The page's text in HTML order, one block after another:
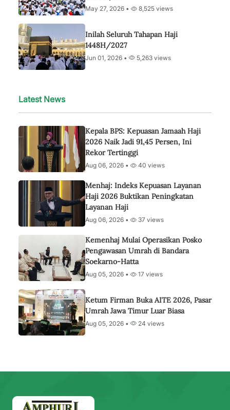
May 27, 2026 • 8,525 views
Inilah Seluruh Tahapan Haji
1448H/2027
Jun 01, 2026 • 5,263 views
Latest News
Kepala BPS: Kepuasan Jamaah Haji
2026 Naik Jadi 91,45 Persen, Ini
Rekor Tertinggi
Aug 06, 2026 • 40 views
Menhaj: Indeks Kepuasan Layanan
Haji 2026 Buktikan Peningkatan
Layanan Haji
Aug 06, 2026 • 37 views
Kemenhaj Mulai Operasikan Posko
Pengawasan Umrah di Bandara
Soekarno-Hatta
Aug 05, 2026 • 17 views
Ketum Firman Buka AITE 2026, Pasar
Umrah Jawa Timur Luar Biasa
Aug 05, 2026 • 24 views